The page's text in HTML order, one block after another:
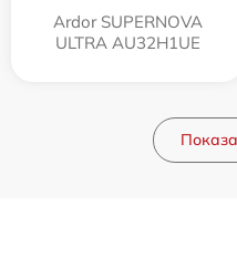
Ardor SUPERNOVA
ULTRA AU32H1UE